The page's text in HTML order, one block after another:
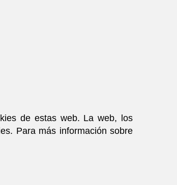
de estas web. La web, los
Para más información sobre